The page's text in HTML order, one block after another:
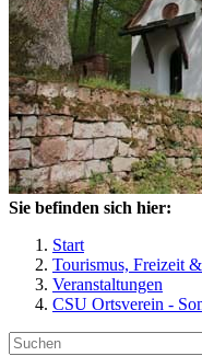
Sie befinden sich hier:
Start
Tourismus, Freizeit
Veranstaltungen
CSU Ortsverein -